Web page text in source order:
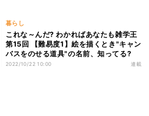
暮らし
これな～んだ? わかればあなたも雑学王
第15回 【難易度1】絵を描くとき"キャン
バスをのせる道具"の名前、知ってる?
2022/10/22 10:00 連載